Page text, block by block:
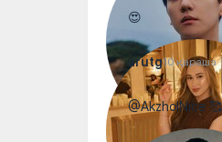
😍
arutg10 қараша
@AkzholNice 🥰